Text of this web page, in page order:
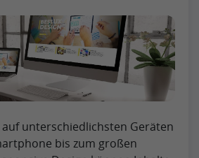
unterschiedlichsten Geräten
bis zum großen